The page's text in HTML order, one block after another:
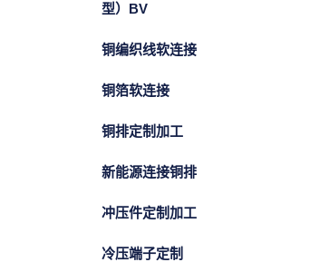
型）BV
铜编织线软连接
铜箔软连接
铜排定制加工
新能源连接铜排
冲压件定制加工
冷压端子定制